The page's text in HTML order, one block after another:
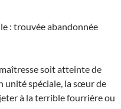
: trouvée abandonnée
soit atteinte de
unité spéciale, la sœur de
à la terrible fourrière ou